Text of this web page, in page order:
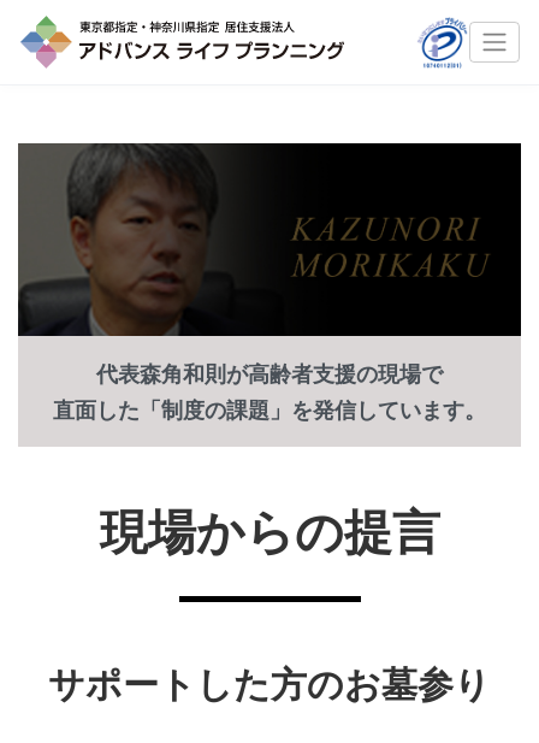
代表森角和則が高齢者支援の現場で
直面した「制度の課題」を発信しています。
現場からの提言
サポートした方のお墓参り